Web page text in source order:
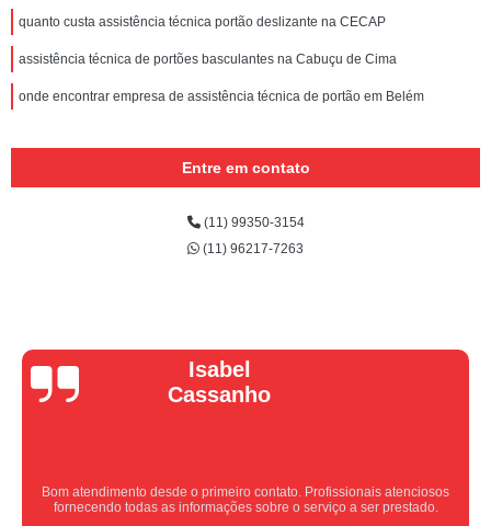
quanto custa assistência técnica portão deslizante na CECAP
assistência técnica de portões basculantes na Cabuçu de Cima
onde encontrar empresa de assistência técnica de portão em Belém
Entre em contato
(11) 99350-3154
(11) 96217-7263
Vera Maria
Equipe nota 10, trabalho rápido com excelência , super organizados.
Super indico.